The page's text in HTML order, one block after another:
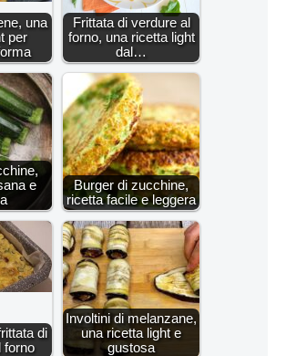
una
per
Frittata di verdure al
forno, una ricetta light
dal…
e
Burger di zucchine,
ricetta facile e leggera
di
forno
Involtini di melanzane,
una ricetta light e
gustosa